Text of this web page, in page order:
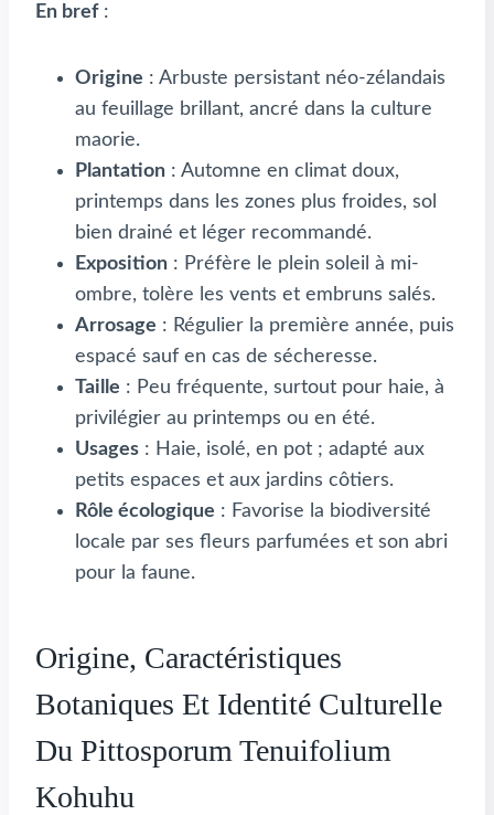
En bref:
Origine : Arbuste persistant néo-zélandais
au feuillage brillant, ancré dans la culture
maorie.
Plantation : Automne en climat doux,
printemps dans les zones plus froides, sol
bien drainé et léger recommandé.
Exposition : Préfère le plein soleil à mi-
ombre, tolère les vents et embruns salés.
Arrosage : Régulier la première année, puis
espacé sauf en cas de sécheresse.
Taille : Peu fréquente, surtout pour haie, à
privilégier au printemps ou en été.
Usages : Haie, isolé, en pot ; adapté aux
petits espaces et aux jardins côtiers.
Rôle écologique : Favorise la biodiversité
locale par ses fleurs parfumées et son abri
pour la faune.
Origine, Caractéristiques
Botaniques Et Identité Culturelle
Du Pittosporum Tenuifolium
Kohuhu